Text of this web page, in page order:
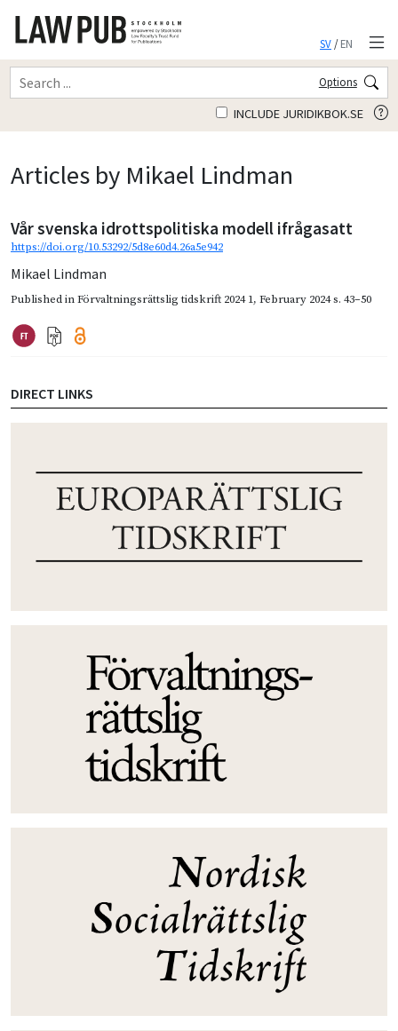
SV/EN
Options
INCLUDE JURIDIKBOK.SE
Articles by Mikael Lindman
Vår svenska idrottspolitiska modell ifrågasatt
https://doi.org/10.53292/5d8e60d4.26a5e942
Mikael Lindman
Published inFörvaltningsrättslig tidskrift 2024 1, February 2024s. 43–50
DIRECT LINKS